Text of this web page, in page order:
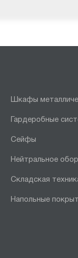
Шкафы
Гардеробные
Сейфы
Нейтральное
Складская
Напольные